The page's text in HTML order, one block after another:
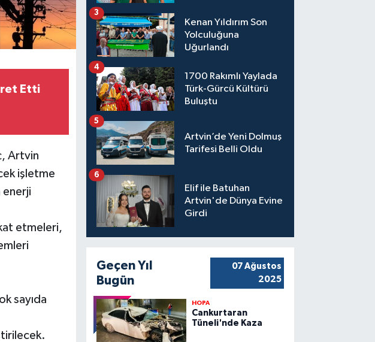
Etti
Artvin
işletme
enerji
etmeleri,
sayıda
Kenan Yıldırım Son
Yolculuğuna
Uğurlandı
3
1700 Rakımlı Yaylada
Türk-Gürcü Kültürü
Buluştu
4
Artvin’de Yeni Dolmuş
Tarifesi Belli Oldu
5
Elif ile Batuhan
Artvin'de Dünya Evine
Girdi
6
Geçen Yıl
Bugün
07 Ağustos
2025
HOPA
Cankurtaran
Tüneli'nde Kaza